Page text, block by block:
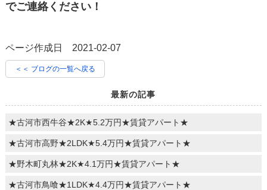
でご連絡ください！
ページ作成日 2021-02-07
＜＜ ブログの一覧へ戻る
最新の記事
★古河市西牛谷★2K★5.2万円★賃貸アパート★
★古河市高野★2LDK★5.4万円★賃貸アパート★
★野木町丸林★2K★4.1万円★賃貸アパート★
★古河市鳥喰★1LDK★4.4万円★賃貸アパート★